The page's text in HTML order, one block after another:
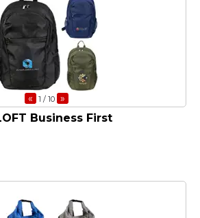
« 1 / 10 »
Business First